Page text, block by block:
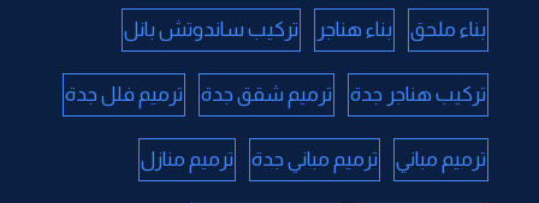
بناء ملحق بناء هناجر تركيب ساندوتش بانل
تركيب هناجر جدة ترميم شقق جدة ترميم فلل جدة
ترميم مباني ترميم مباني جدة ترميم منازل